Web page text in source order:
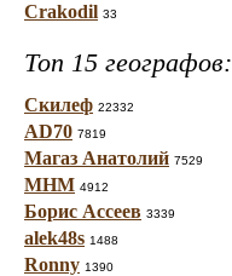
Crakodil 33
Топ 15 географов:
Скилеф 22332
AD70 7819
Магаз Анатолий 7529
МНМ 4912
Борис Ассеев 3339
alek48s 1488
Ronny 1390